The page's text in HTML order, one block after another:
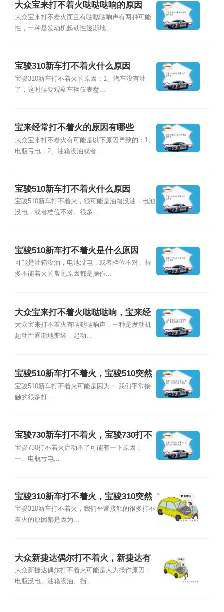
大众宝来打不着火哒哒哒响的原因
大众宝来打不着火而且有哒哒哒响声有两种可能
性，一种是发动机起动性逐渐地...
宝骏310新车打不着火什么原因
宝骏310新车打不着火的原因：1、汽车没有油
了，这时候要观察车辆仪表盘...
宝来经常打不着火的原因有哪些
大众宝来打不着火有可能是以下原因导致的：1、
电瓶亏电；2、油箱没油或者...
宝骏510新车打不着火什么原因
宝骏510新车打不着火，很可能是油箱没油，电池
没电，或者档位不对。很多...
宝骏510新车打不着火是什么原因
可能是油箱没油，电池没电，或者档位不对。很
多不能着火的常见原因都是操作...
大众宝来打不着火哒哒哒响，宝来经
常打不着火
大众宝来打不着火有哒哒哒响声，一种是发动机
起动性逐渐地变坏，起动...
宝骏510新车打不着火，宝骏510突然
打不着火原因
宝骏510新车打不着火可能是因为： 我们平常接
触的很多打...
宝骏730新车打不着火，宝骏730打不
着火原因
宝骏730打不着火启动不了可能有一下原因：
一、电瓶亏电...
宝骏310新车打不着火，宝骏310突然
打不着火原因
宝骏310新车打不着火，我们平常接触的很多打不
着火的原因都是因为...
大众新捷达偶尔打不着火，新捷达有
时候打不着火
大众新捷达偶尔打不着火可能是人为操作原因：
电瓶没电、油箱没油、挡...